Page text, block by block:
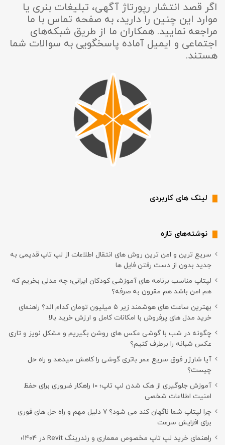
اگر قصد انتشار رپورتاژ آگهی، تبلیغات بنری یا
موارد این چنین را دارید، به صفحه تماس با ما
مراجعه نمایید. همکاران ما از طریق شبکه‌های
اجتماعی و ایمیل آماده پاسخگویی به سوالات شما
هستند.
لینک های کاربردی
نوشته‌های تازه
سریع ترین و امن ترین روش های انتقال اطلاعات از لپ تاپ قدیمی به
جدید بدون از دست رفتن فایل ها
لپتاپ مناسب برنامه های آموزشی کودکان ایرانی؛ چه مدلی بخریم که
هم امن باشد هم مقرون به صرفه؟
بهترین ساعت های هوشمند زیر ۵ میلیون تومان کدام اند؟ راهنمای
خرید مدل های پرفروش با امکانات کامل و ارزش خرید بالا
چگونه در شب با گوشی عکس های روشن بگیریم و مشکل نویز و تاری
عکس شبانه را برطرف کنیم؟
آیا شارژر فوق سریع عمر باتری گوشی را کاهش میدهد و راه حل
چیست؟
آموزش جلوگیری از هک شدن لپ تاپ؛ 10 راهکار ضروری برای حفظ
امنیت اطلاعات شخصی
چرا لپتاپ شما ناگهان کند می شود؟ ۷ دلیل مهم و راه حل های فوری
برای افزایش سرعت
راهنمای خرید لپ تاپ مخصوص معماری و رندرینگ Revit در ۱۴۰۴؛